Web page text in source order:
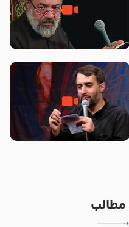
مادر منم مثل تو خمیدم – حاج
محمود کریمی – شهادت حضرت
هیئت رایة العباس علیه السلام
من غلام نوکراتم من عاشق کربلاتم
– شور زمینه – شب هفتم – محرم
مطالب